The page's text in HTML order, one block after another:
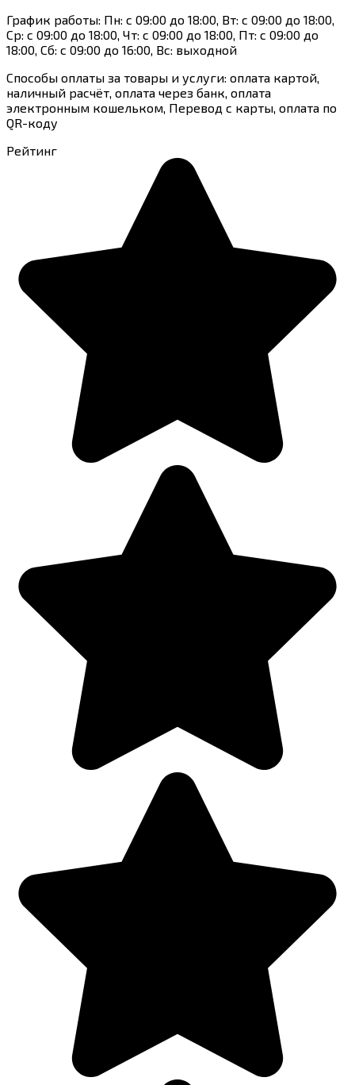
График работы: Пн: с 09:00 до 18:00, Вт: с 09:00 до 18:00,
Ср: с 09:00 до 18:00, Чт: с 09:00 до 18:00, Пт: с 09:00 до
18:00, Сб: с 09:00 до 16:00, Вс: выходной
Способы оплаты за товары и услуги: оплата картой,
наличный расчёт, оплата через банк, оплата
электронным кошельком, Перевод с карты, оплата по
QR-коду
Рейтинг